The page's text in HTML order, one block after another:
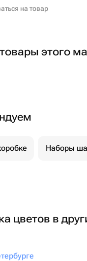
на товар
этого
Наборы
цветов в